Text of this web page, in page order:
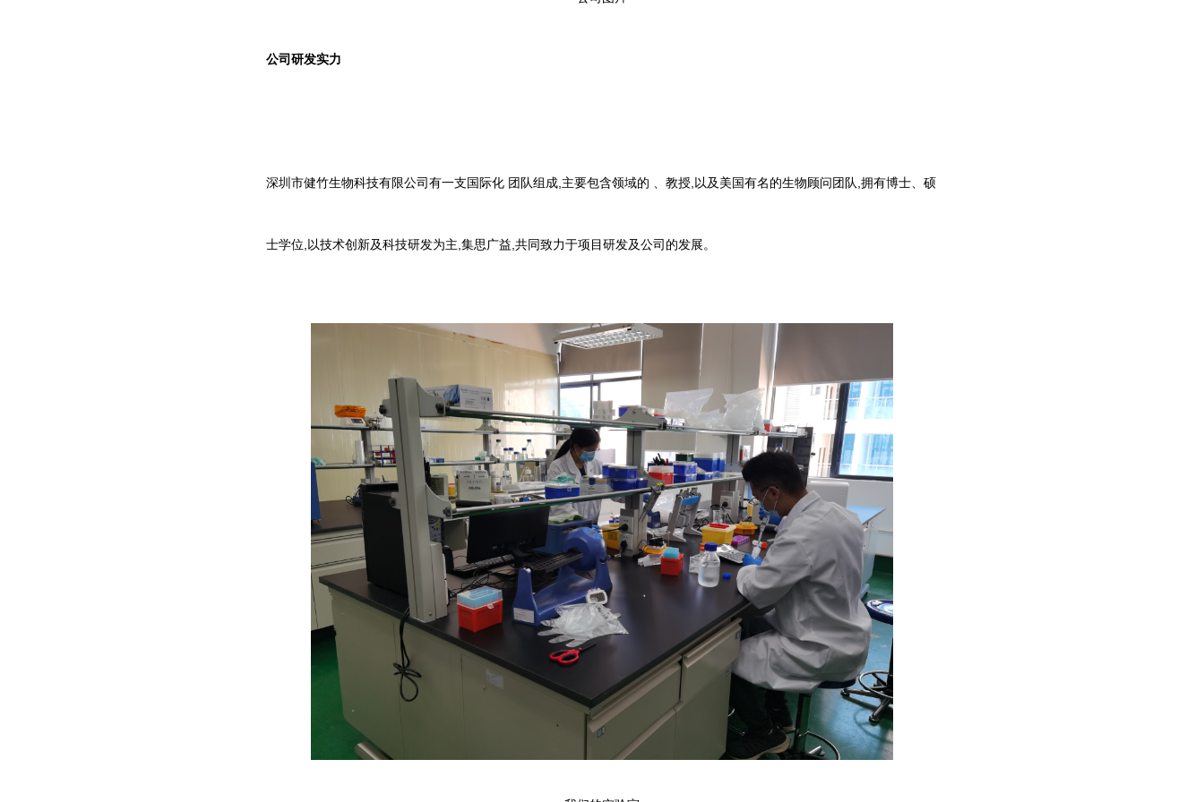
公司研发实力
深圳市健竹生物科技有限公司有一支国际化 团队组成,主要包含领域的 、教授,以及美国有名的生物顾问团队,拥有博士、硕
士学位,以技术创新及科技研发为主,集思广益,共同致力于项目研发及公司的发展。